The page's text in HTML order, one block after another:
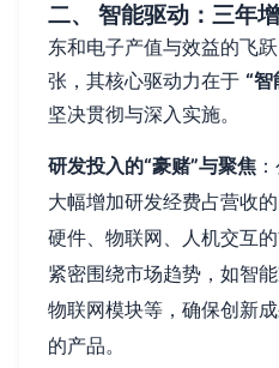
二、 智能驱动：三年
东和电子产值与效益的飞
张，其核心驱动力在于 “智
坚决贯彻与深入实施。
研发投入的“豪赌”与聚焦
大幅增加研发经费占营收
硬件、物联网、人机交互
紧密围绕市场趋势，如智
物联网模块等，确保创新
的产品。